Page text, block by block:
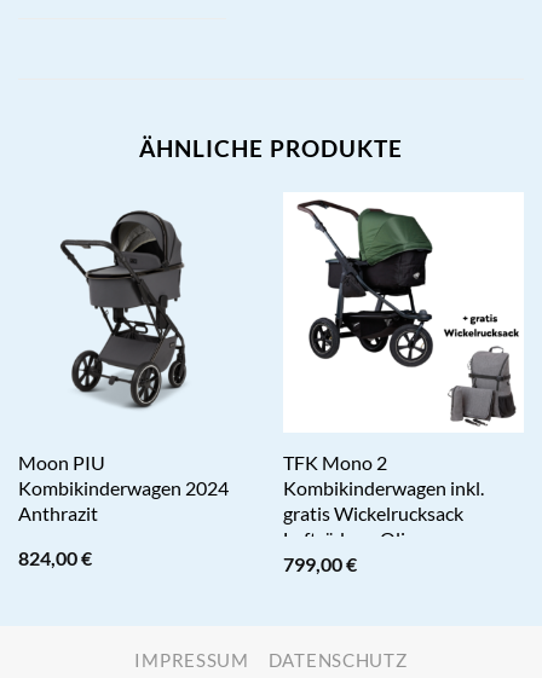
ÄHNLICHE PRODUKTE
Moon PIU
Kombikinderwagen 2024
Anthrazit
824,00€
TFK Mono 2
Kombikinderwagen inkl.
gratis Wickelrucksack
Lufträder – Olive
799,00€
IMPRESSUM DATENSCHUTZ